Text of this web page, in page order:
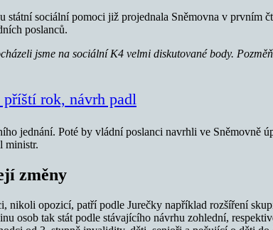
sociální pomoci již projednala Sněmovna v
poslanců.
jsme na sociální K4 velmi diskutované body.
rok, návrh padl
jednání. Poté by vládní poslanci navrhli ve
ministr.
změny
nikoli opozicí, patří podle Jurečky například rozšíření
osob tak stát podle stávajícího návrhu zohlední,